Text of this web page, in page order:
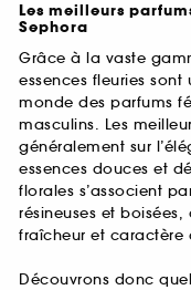
Les meilleurs
Sephora
Grâce à la vaste
essences fleuries
monde des parfums
masculins. Les
généralement sur
essences douces et
florales s’associent
résineuses et
fraîcheur et caractère
Découvrons donc